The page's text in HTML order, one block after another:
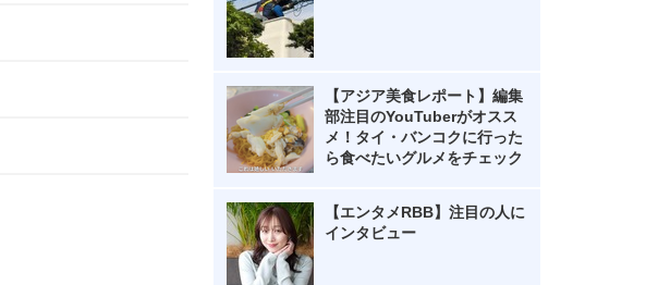
【アジア美食レポート】編集
部注目のYouTuberがオスス
メ！タイ・バンコクに行った
ら食べたいグルメをチェック
【エンタメRBB】注目の人に
インタビュー